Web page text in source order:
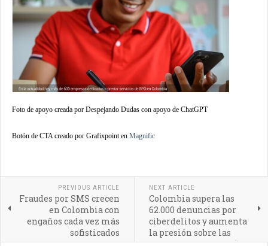
Foto de apoyo creada por Despejando Dudas con apoyo de ChatGPT
Botón de CTA creado por Grafixpoint en Magnific
PREVIOUS ARTICLE
Fraudes por SMS crecen
en Colombia con
engaños cada vez más
sofisticados
NEXT ARTICLE
Colombia supera las
62.000 denuncias por
ciberdelitos y aumenta
la presión sobre las